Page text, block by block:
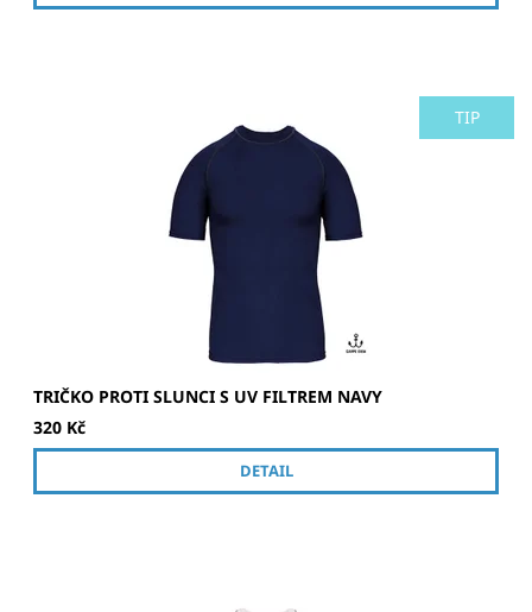
TIP
Unisex tričko proti slunci, vhodné na surfování, plavání a
další aktivity na slunci.
TRIČKO PROTI SLUNCI S UV FILTREM NAVY
320 Kč
DETAIL